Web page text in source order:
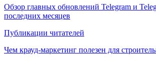
Обзор главных обновлений Telegram и
последних месяцев
Публикации читателей
Чем крауд-маркетинг полезен для